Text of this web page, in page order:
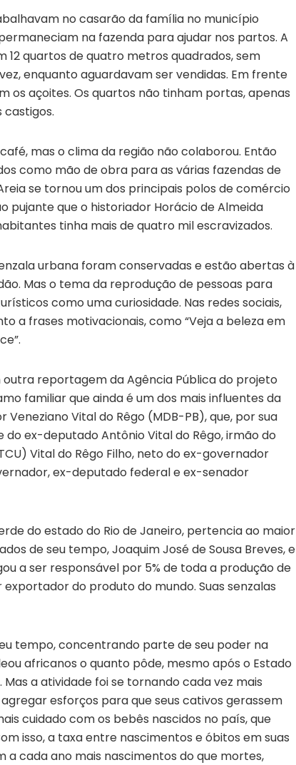
no casarão da família no município
na fazenda para ajudar nos partos. A
12 quartos de quatro metros quadrados, sem
enquanto aguardavam ser vendidas. Em frente
os açoites. Os quartos não tinham portas, apenas
castigos.
mas o clima da região não colaborou. Então
como mão de obra para as várias fazendas de
se tornou um dos principais polos de comércio
pujante que o historiador Horácio de Almeida
tinha mais de quatro mil escravizados.
urbana foram conservadas e estão abertas à
Mas o tema da reprodução de pessoas para
como uma curiosidade. Nas redes sociais,
a frases motivacionais, como “Veja a beleza em
reportagem da Agência Pública do projeto
familiar que ainda é um dos mais influentes da
Veneziano Vital do Rêgo (MDB-PB), que, por sua
do ex-deputado Antônio Vital do Rêgo, irmão do
Vital do Rêgo Filho, neto do ex-governador
ex-deputado federal e ex-senador
do estado do Rio de Janeiro, pertencia ao maior
de seu tempo, Joaquim José de Sousa Breves, e
a ser responsável por 5% de toda a produção de
do produto do mundo. Suas senzalas
tempo, concentrando parte de seu poder na
africanos o quanto pôde, mesmo após o Estado
a atividade foi se tornando cada vez mais
esforços para que seus cativos gerassem
cuidado com os bebês nascidos no país, que
isso, a taxa entre nascimentos e óbitos em suas
cada ano mais nascimentos do que mortes,